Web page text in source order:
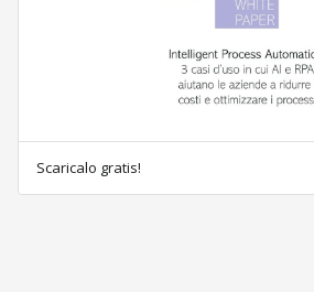
Scaricalo gratis!